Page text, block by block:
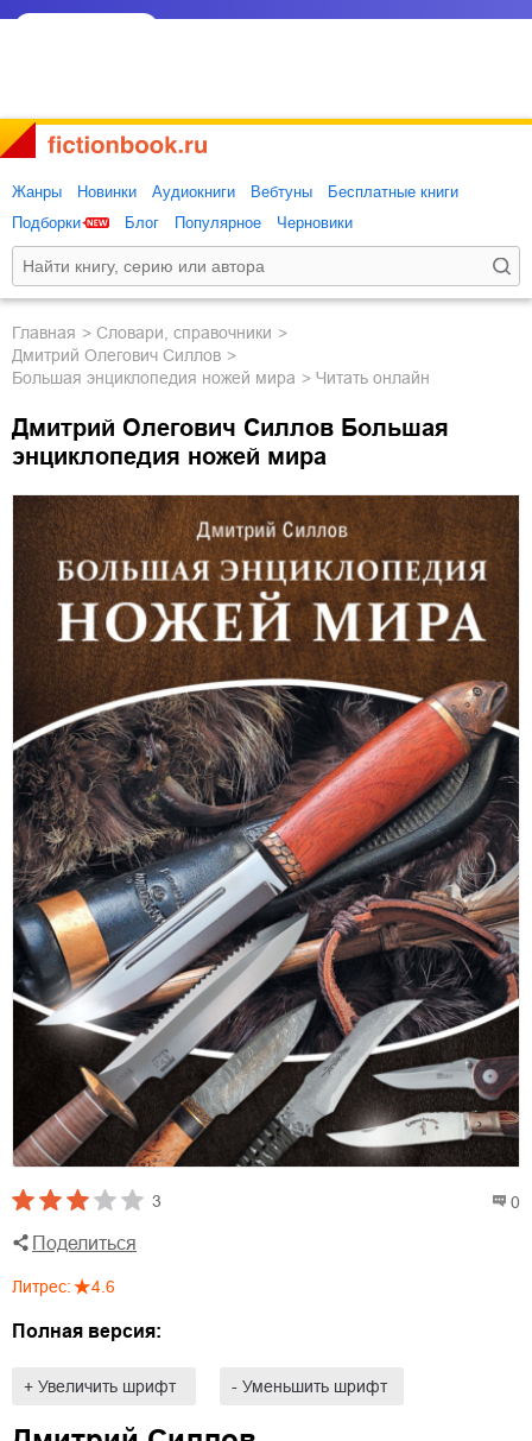
Жанры Новинки Аудиокниги Вебтуны
Бесплатные книги
Подборки
Блог Популярное Черновики
Главная
словари, справочники
Дмитрий Олегович Силлов
Большая энциклопедия ножей мира
Читать онлайн
Дмитрий Олегович Силлов Большая
энциклопедия ножей мира
3 0
Поделиться
Литрес: 4.6
Полная версия:
+ Увеличить шрифт - Уменьшить шрифт